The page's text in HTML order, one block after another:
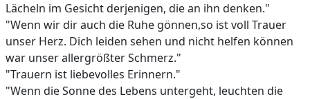
Lächeln im Gesicht derjenigen, die an ihn denken."
"Wenn wir dir auch die Ruhe gönnen,so ist voll Trauer
unser Herz. Dich leiden sehen und nicht helfen können
war unser allergrößter Schmerz."
"Trauern ist liebevolles Erinnern."
"Wenn die Sonne des Lebens untergeht, leuchten die